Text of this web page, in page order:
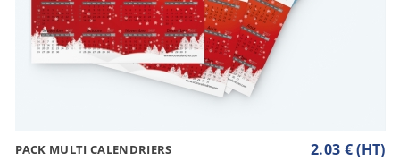
PACK MULTI CALENDRIERS 2.03 € (HT)